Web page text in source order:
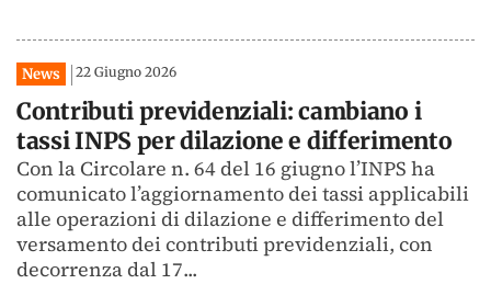
News 22 Giugno 2026
Contributi previdenziali: cambiano i
tassi INPS per dilazione e differimento
Con la Circolare n. 64 del 16 giugno l’INPS ha
comunicato l’aggiornamento dei tassi applicabili
alle operazioni di dilazione e differimento del
versamento dei contributi previdenziali, con
decorrenza dal 17...